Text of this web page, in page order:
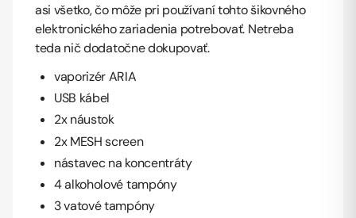
asi všetko, čo môže pri používaní tohto šikovného
elektronického zariadenia potrebovať. Netreba
teda nič dodatočne dokupovať.
vaporizér ARIA
USB kábel
2x náustok
2x MESH screen
nástavec na koncentráty
4 alkoholové tampóny
3 vatové tampóny